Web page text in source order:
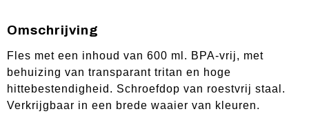
Omschrijving
Fles met een inhoud van 600 ml. BPA-vrij, met
behuizing van transparant tritan en hoge
hittebestendigheid. Schroefdop van roestvrij staal.
Verkrijgbaar in een brede waaier van kleuren.